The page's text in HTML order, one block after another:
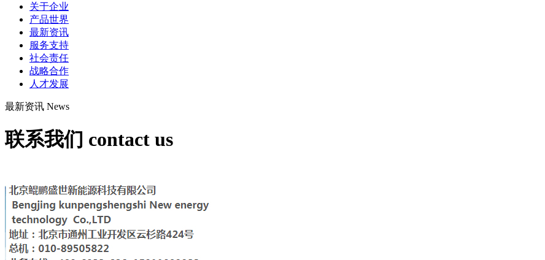
关于企业
产品世界
最新资讯
服务支持
社会责任
战略合作
人才发展
最新资讯 News
联系我们 contact us